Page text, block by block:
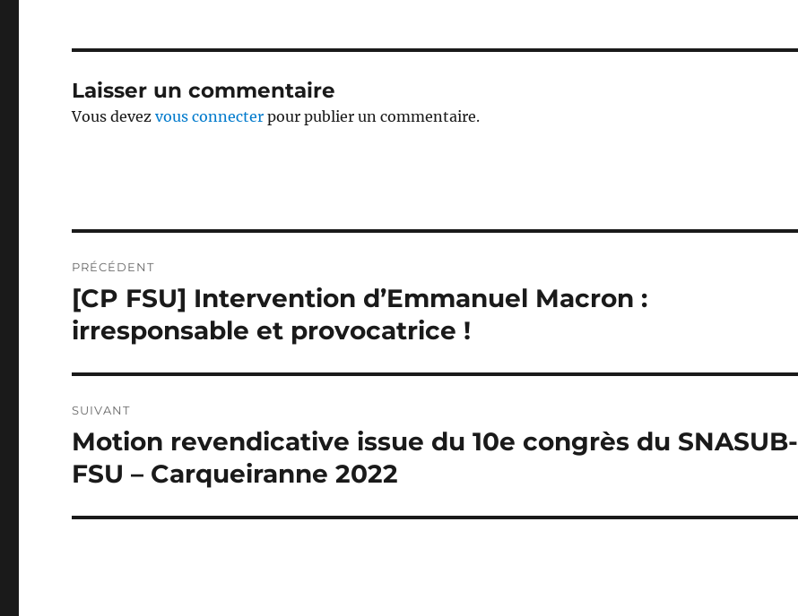
Laisser un commentaire
Vous devezvous connecter pour publier un commentaire.
de
l’article
PRÉCÉDENT
Publication
précédente :
[CP FSU] Intervention d’Emmanuel Macron :
irresponsable et provocatrice !
SUIVANT
Publication
suivante :
Motion revendicative issue du 10e congrès du SNASUB-
FSU – Carqueiranne 2022